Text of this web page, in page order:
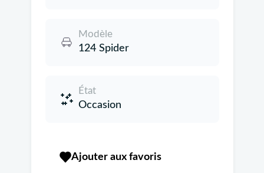
Modèle
124 Spider
État
Occasion
Ajouter aux favoris